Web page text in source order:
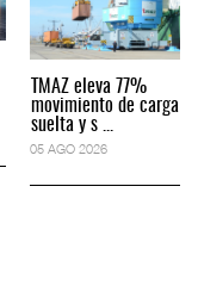
TMAZ eleva 77%
movimiento de carga
suelta y s ...
05 AGO 2026